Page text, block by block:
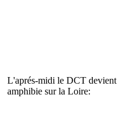
L'aprés-midi le DCT devient
amphibie sur la Loire: